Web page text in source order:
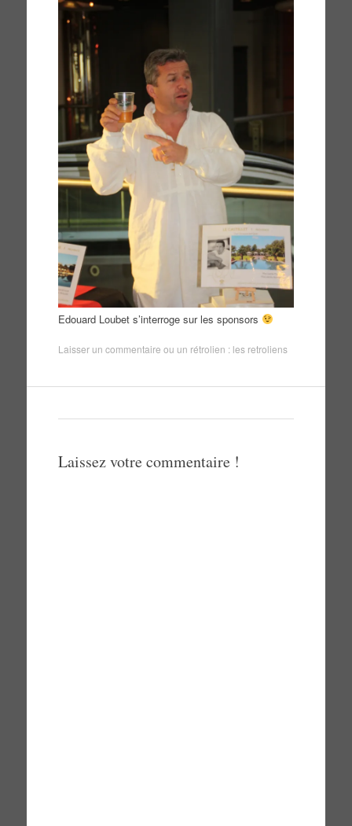
Edouard Loubet s’interroge sur les sponsors
Laisser un commentaire ou un rétrolien : les retroliens
Laissez votre commentaire !